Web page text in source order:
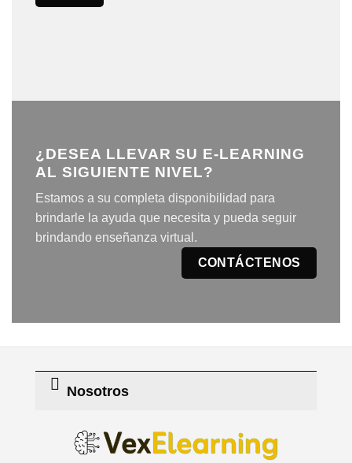
¿DESEA LLEVAR SU E-LEARNING
AL SIGUIENTE NIVEL?
Estamos a su completa disponibilidad para
brindarle la ayuda que necesita y pueda seguir
brindando enseñanza virtual.
CONTÁCTENOS
Nosotros